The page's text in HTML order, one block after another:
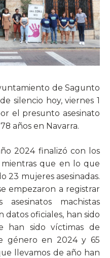
de Sagunto
silencio hoy, viernes 1
el presunto asesinato
años en Navarra.
2024 finalizó con los
mientras que en lo que
23 mujeres asesinadas.
empezaron a registrar
machistas
datos oficiales, han sido
han sido víctimas de
género en 2024 y 65
llevamos de año han